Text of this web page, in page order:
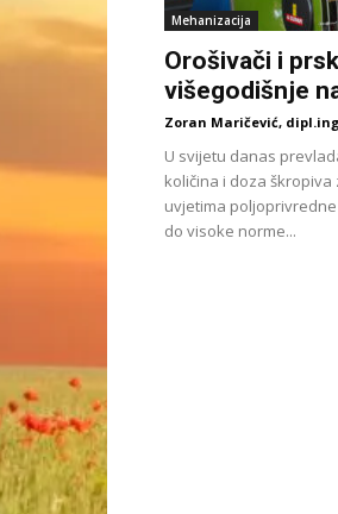
Mehanizacija
Orošivači i
višegodišnje
Zoran Maričević,
U svijetu danas
količina i doza škropiva
uvjetima
do visoke norme...